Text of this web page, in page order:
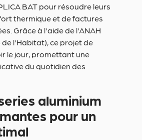
BAT pour résoudre leurs
thermique et de factures
Grâce à l'aide de l'ANAH
l'Habitat), ce projet de
le jour, promettant une
du quotidien des
aluminium
pour un